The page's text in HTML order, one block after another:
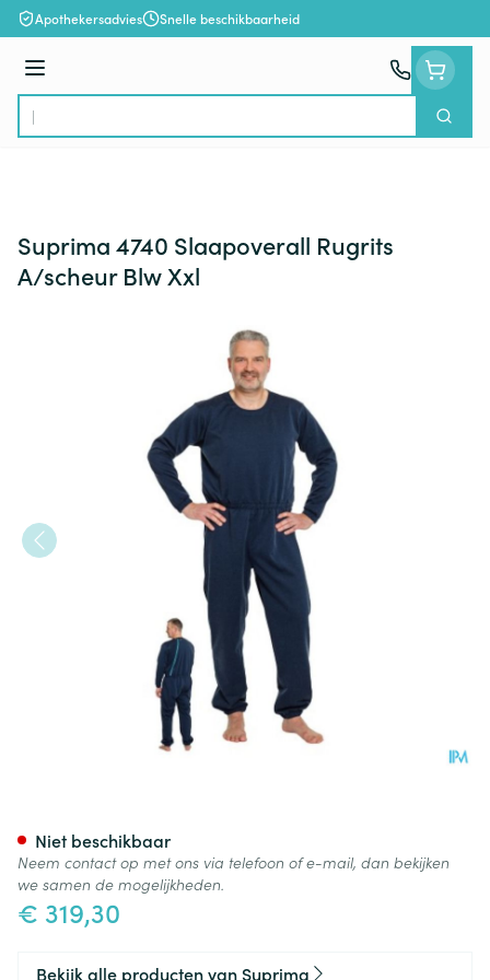
Ga naar de inhoud
Apothekersadvies Snelle beschikbaarheid
Menu
Product, merk, categorie...
Zoek
Suprima 4740 Slaapoverall Rugrits
A/scheur Blw Xxl
€ 319,30
Niet beschikbaar
Neem contact op met ons via telefoon of e-mail, dan bekijken
we samen de mogelijkheden.
Bekijk alle producten van Suprima